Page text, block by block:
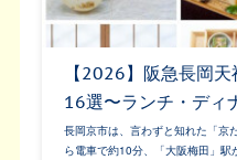
【2026】阪急長岡
16選〜ランチ・ディ
長岡京市は、言わずと知れた「京
ら電車で約10分、「大阪梅田」